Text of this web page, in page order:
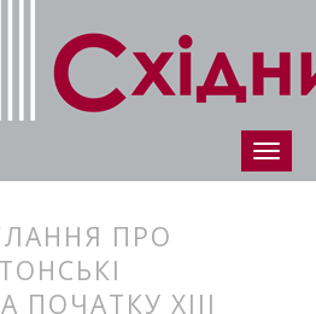
ПРО
ПОЧАТКУ XІІІ